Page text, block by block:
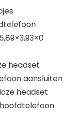
headset
aansluiten
headset